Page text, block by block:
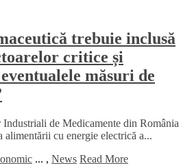
trebuie inclusă
critice și
măsuri de
de Medicamente din România
cu energie electrică a...
... , News Read More